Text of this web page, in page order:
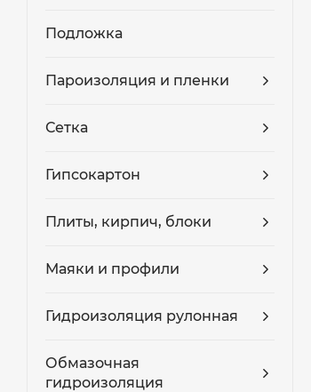
Подложка
Пароизоляция и пленки
Сетка
Гипсокартон
Плиты, кирпич, блоки
Маяки и профили
Гидроизоляция рулонная
Обмазочная
гидроизоляция